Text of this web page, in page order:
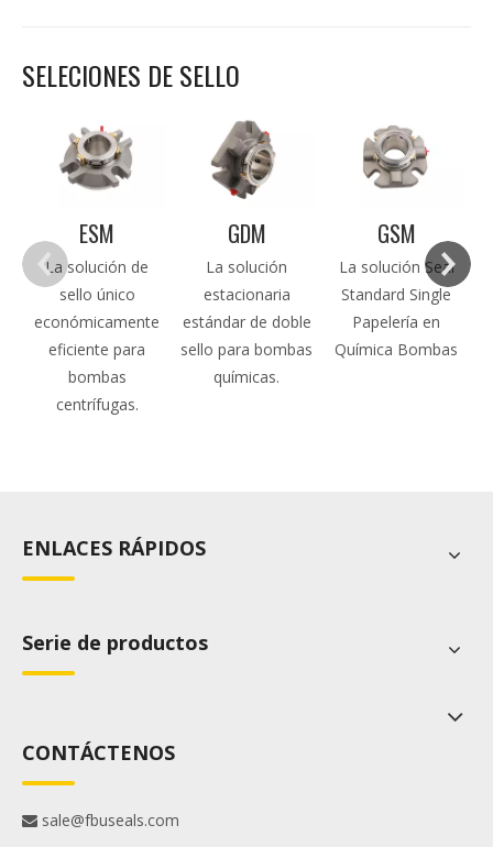
SELECIONES DE SELLO
ESM
La solución de
sello único
económicamente
eficiente para
bombas
centrífugas.
GDM
La solución
estacionaria
estándar de doble
sello para bombas
químicas.
GSM
La solución Seal
Standard Single
Papelería en
Química Bombas
ENLACES RÁPIDOS
Serie de productos
CONTÁCTENOS
 sale@fbuseals.com